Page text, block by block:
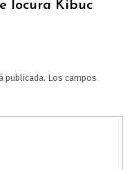
locura Kibuc
publicada. Los campos